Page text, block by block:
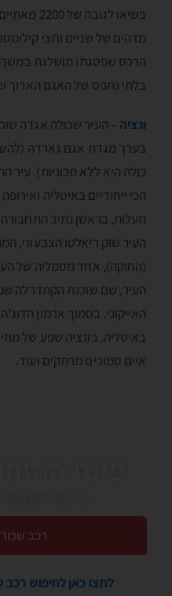
בשיאו
מדהים של שניים וחצי
הרכס שפסגתו מושלגת במשך
בלתי נתפס של האגם הארוך
ונציה – העיר שכולה אגדה
בערך מגדת אגם גארדה
כולה היא ללא מכוניות). עיר
הכי ייחודיים באיטליה
תעלות, בראשן נתיב
העיר שוק ריאלטו הצבעוני,
(החוקה), אחד מסמליה של
העיר, שם שוכנת הקתדרלה
האייקוני. בסמוך ארמון
באיטליה. בונציה שפע של
איים סמוכים מרתקים ועוד.
רכב
לחצו כאן לחיפוש רכב